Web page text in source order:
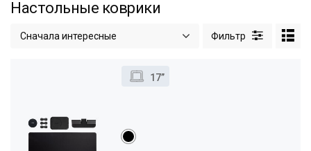
Настольные коврики
Сначала интересные
17”